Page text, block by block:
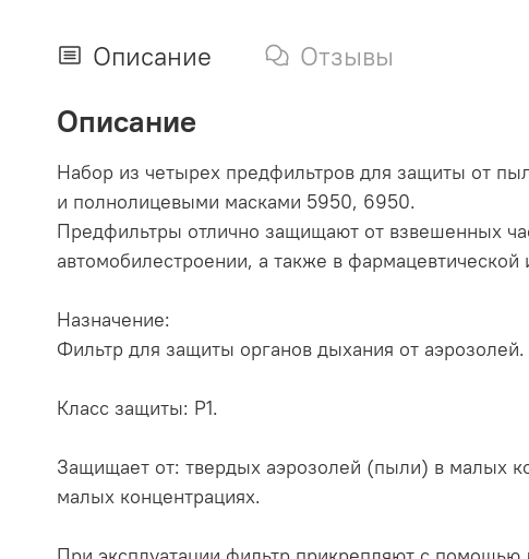
Описание Отзывы
Описание
Набор из четырех предфильтров для защиты от
и полнолицевыми масками 5950, 6950.
Предфильтры отлично защищают от взвешенных
автомобилестроении, а также в
Назначение:
Фильтр для защиты органов дыхания от аэрозолей.
Класс защиты: P1.
Защищает от: твердых аэрозолей (пыли) в малых
малых концентрациях.